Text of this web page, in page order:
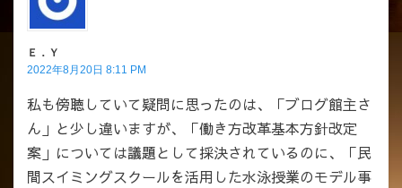
Ｅ．Ｙ
2022年8月20日 8:11 PM
私も傍聴していて疑問に思ったのは、「ブログ館主さ
ん」と少し違いますが、「働き方改革基本方針改定
案」については議題として採決されているのに、「民
間スイミングスクールを活用した水泳授業のモデル事